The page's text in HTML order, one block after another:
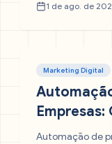
1 de ago. de
Marketing Digital
Automação de